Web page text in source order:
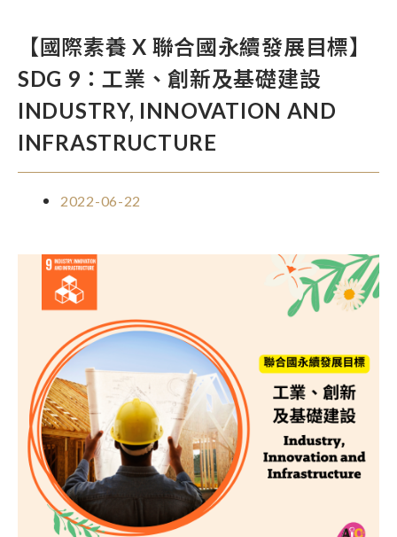
【國際素養 X 聯合國永續發展目標】
SDG 9：工業、創新及基礎建設
INDUSTRY, INNOVATION AND
INFRASTRUCTURE
2022-06-22